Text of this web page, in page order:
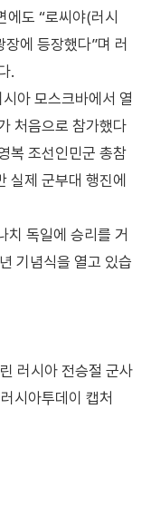
에도 “로씨야(러시
에 등장했다”며 러
.
아 모스크바에서 열
처음으로 참가했다
복 조선인민군 총참
실제 군부대 행진에
치 독일에 승리를 거
기념식을 열고 있습
러시아 전승절 군사
시아투데이 캡처